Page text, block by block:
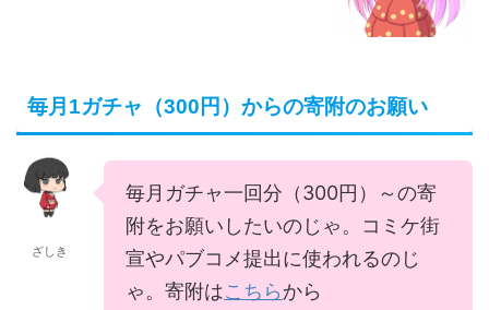
毎月1ガチャ（300円）からの寄附のお願い
ざしき
毎月ガチャ一回分（300円）～の寄
附をお願いしたいのじゃ。コミケ街
宣やパブコメ提出に使われるのじ
ゃ。寄附はこちらから